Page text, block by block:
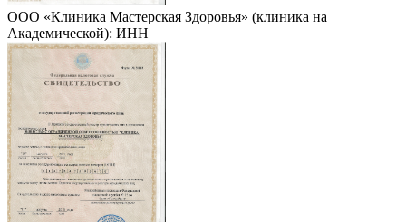
ООО «Клиника Мастерская Здоровья» (клиника на
Академической): ИНН